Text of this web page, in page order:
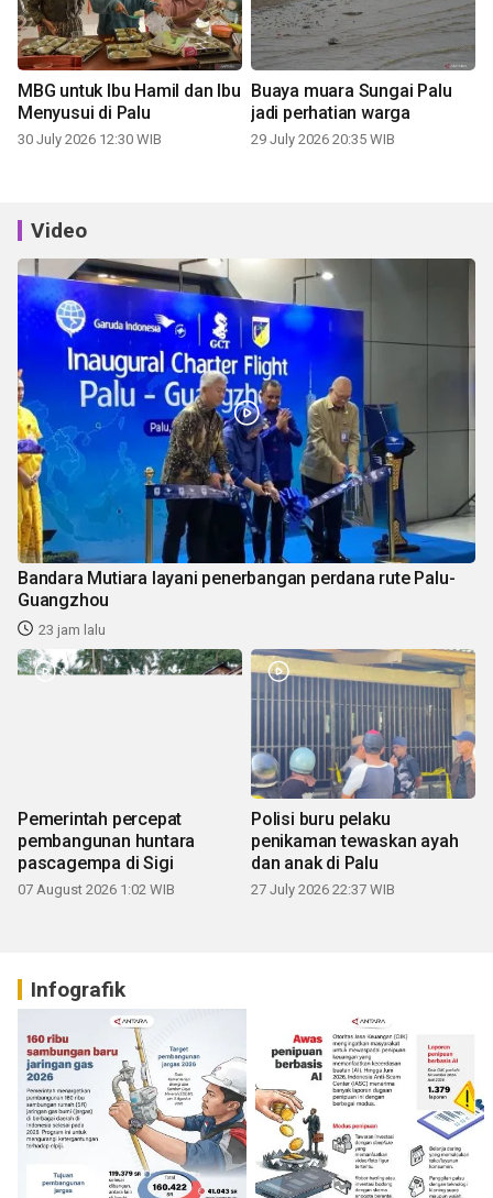
MBG untuk Ibu Hamil dan Ibu
Menyusui di Palu
30 July 2026 12:30 WIB
Buaya muara Sungai Palu
jadi perhatian warga
29 July 2026 20:35 WIB
Video
Bandara Mutiara layani penerbangan perdana rute Palu-
Guangzhou
23 jam lalu
Pemerintah percepat
pembangunan huntara
pascagempa di Sigi
07 August 2026 1:02 WIB
Polisi buru pelaku
penikaman tewaskan ayah
dan anak di Palu
27 July 2026 22:37 WIB
Infografik